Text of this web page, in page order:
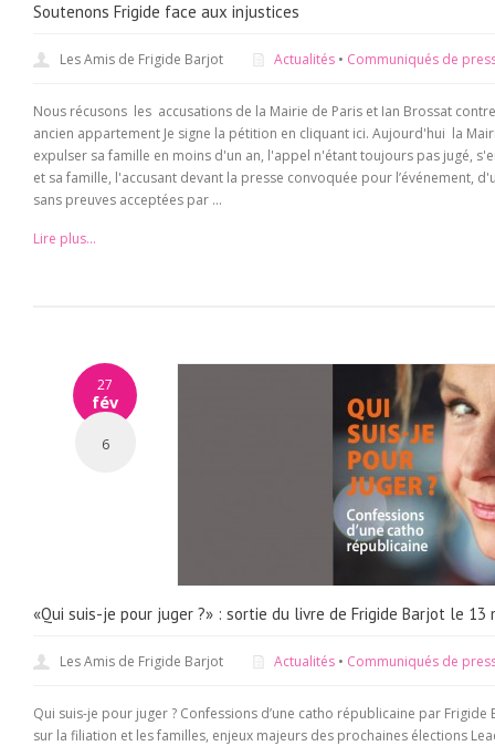
Soutenons Frigide face aux injustices
Les Amis de Frigide Barjot Actualités • Communiqués de
Nous récusons les accusations de la Mairie de Paris et Ian Brossat
ancien appartement Je signe la pétition en cliquant ici. Aujourd'hui la
expulser sa famille en moins d'un an, l'appel n'étant toujours pas jugé,
et sa famille, l'accusant devant la presse convoquée pour l’événement,
sans preuves acceptées par ...
Lire plus...
27
fév
6
«Qui suis-je pour juger ?» : sortie du livre de Frigide Barjot le 13
Les Amis de Frigide Barjot Actualités • Communiqués de
Qui suis-je pour juger ? Confessions d’une catho républicaine par Frigide
sur la filiation et les familles, enjeux majeurs des prochaines élections